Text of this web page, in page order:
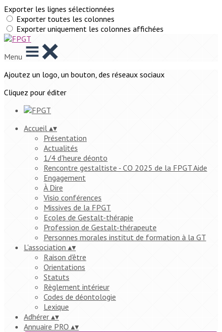
Exporter les lignes sélectionnées
Exporter toutes les colonnes
Exporter uniquement les colonnes affichées
Menu
Ajoutez un logo, un bouton, des réseaux sociaux
Cliquez pour éditer
Accueil ▴▾
Présentation
Actualités
1/4 d'heure déonto
Rencontre gestaltiste - CO 2025 de la FPGT Aide
Engagement
À Dire
Visio conférences
Missives de la FPGT
Ecoles de Gestalt-thérapie
Profession de Gestalt-thérapeute
Personnes morales institut de formation à la GT
L'association ▴▾
Raison d'être
Orientations
Statuts
Règlement intérieur
Codes de déontologie
Lexique
Adhérer ▴▾
Annuaire PRO ▴▾